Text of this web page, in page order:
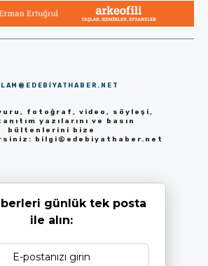
fotoğraf, video, söyleşi,
yazılarını ve basın
bültenlerini bize
bilgi@edebiyathaber.net
günlük tek posta
ile alın: